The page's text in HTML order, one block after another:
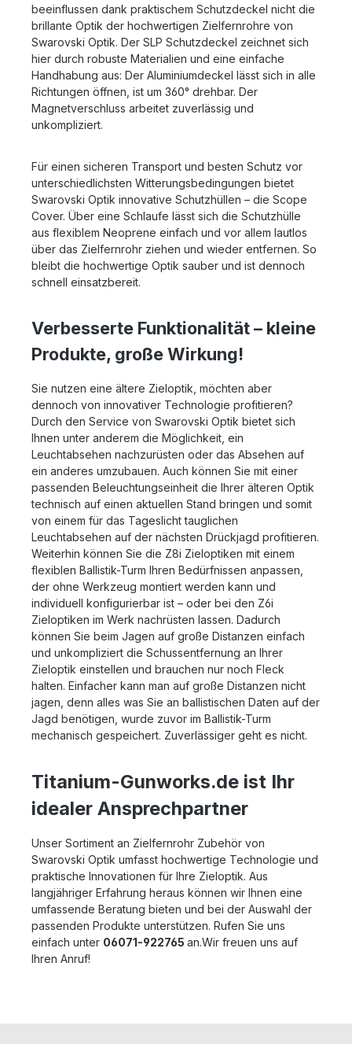
beeinflussen dank praktischem Schutzdeckel nicht die
brillante Optik der hochwertigen Zielfernrohre von
Swarovski Optik. Der SLP Schutzdeckel zeichnet sich
hier durch robuste Materialien und eine einfache
Handhabung aus: Der Aluminiumdeckel lässt sich in alle
Richtungen öffnen, ist um 360° drehbar. Der
Magnetverschluss arbeitet zuverlässig und
unkompliziert.
Für einen sicheren Transport und besten Schutz vor
unterschiedlichsten Witterungsbedingungen bietet
Swarovski Optik innovative Schutzhüllen – die Scope
Cover. Über eine Schlaufe lässt sich die Schutzhülle
aus flexiblem Neoprene einfach und vor allem lautlos
über das Zielfernrohr ziehen und wieder entfernen. So
bleibt die hochwertige Optik sauber und ist dennoch
schnell einsatzbereit.
Verbesserte Funktionalität – kleine
Produkte, große Wirkung!
Sie nutzen eine ältere Zieloptik, möchten aber
dennoch von innovativer Technologie profitieren?
Durch den Service von Swarovski Optik bietet sich
Ihnen unter anderem die Möglichkeit, ein
Leuchtabsehen nachzurüsten oder das Absehen auf
ein anderes umzubauen. Auch können Sie mit einer
passenden Beleuchtungseinheit die Ihrer älteren Optik
technisch auf einen aktuellen Stand bringen und somit
von einem für das Tageslicht tauglichen
Leuchtabsehen auf der nächsten Drückjagd profitieren.
Weiterhin können Sie die Z8i Zieloptiken mit einem
flexiblen Ballistik-Turm Ihren Bedürfnissen anpassen,
der ohne Werkzeug montiert werden kann und
individuell konfigurierbar ist – oder bei den Z6i
Zieloptiken im Werk nachrüsten lassen. Dadurch
können Sie beim Jagen auf große Distanzen einfach
und unkompliziert die Schussentfernung an Ihrer
Zieloptik einstellen und brauchen nur noch Fleck
halten. Einfacher kann man auf große Distanzen nicht
jagen, denn alles was Sie an ballistischen Daten auf der
Jagd benötigen, wurde zuvor im Ballistik-Turm
mechanisch gespeichert. Zuverlässiger geht es nicht.
Titanium-Gunworks.de ist Ihr
idealer Ansprechpartner
Unser Sortiment an Zielfernrohr Zubehör von
Swarovski Optik umfasst hochwertige Technologie und
praktische Innovationen für Ihre Zieloptik. Aus
langjähriger Erfahrung heraus können wir Ihnen eine
umfassende Beratung bieten und bei der Auswahl der
passenden Produkte unterstützen. Rufen Sie uns
einfach unter 06071-922765 an.Wir freuen uns auf
Ihren Anruf!